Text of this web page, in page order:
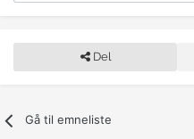
Del
Gå til emneliste